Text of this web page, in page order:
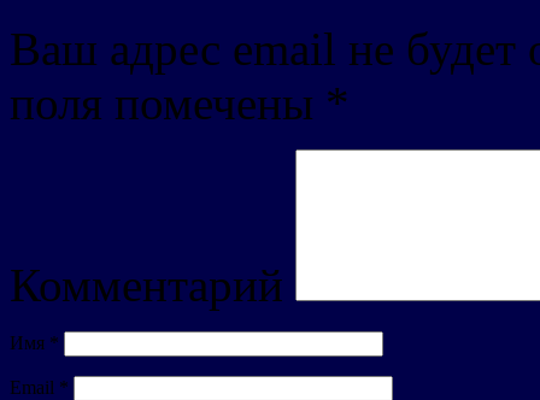
Ваш адрес email не будет
поля помечены *
Комментарий
Имя *
Email *